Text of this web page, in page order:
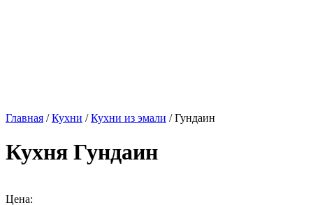
Главная /Кухни /Кухни из эмали / Гундаин
Кухня Гундаин
Цена: